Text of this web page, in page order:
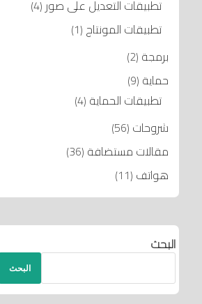
تطبيقات التعديل على صور (4)
تطبيقات المونتاج (1)
برمجة (2)
حماية (9)
تطبيقات الحماية (4)
شروحات (56)
مقالات مستضافة (36)
هواتف (11)
البحث
البحث